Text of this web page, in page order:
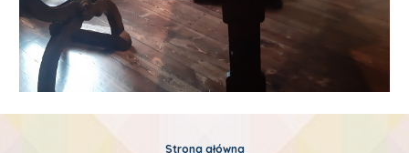
Strona główna